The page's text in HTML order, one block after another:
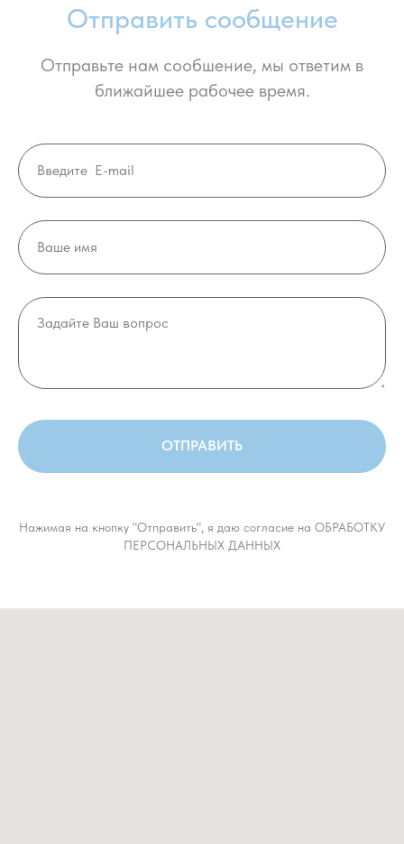
Отправить сообщение
Отправьте нам сообшение, мы ответим в
ближайшее рабочее время.
ОТПРАВИТЬ
Нажимая на кнопку "Отправить", я даю согласие на ОБРАБОТКУ
ПЕРСОНАЛЬНЫХ ДАННЫХ